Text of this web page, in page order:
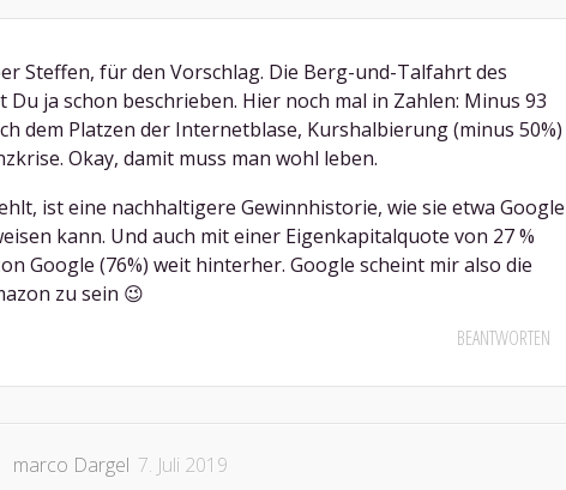
Steffen, für den Vorschlag. Die Berg-und-Talfahrt des
Du ja schon beschrieben. Hier noch mal in Zahlen: Minus 93
dem Platzen der Internetblase, Kurshalbierung (minus 50%)
Okay, damit muss man wohl leben.
ist eine nachhaltigere Gewinnhistorie, wie sie etwa Google
kann. Und auch mit einer Eigenkapitalquote von 27 %
Google (76%) weit hinterher. Google scheint mir also die
zu sein 😉
BEANTWORTEN
marco Dargel 7. Juli 2019